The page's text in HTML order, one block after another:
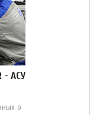
- АСУ
о